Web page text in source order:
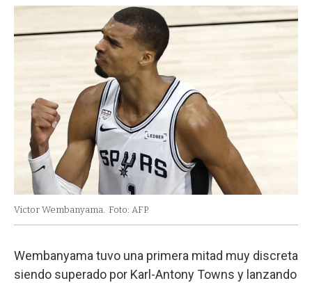
Victor Wembanyama. Foto: AFP.
Wembanyama tuvo una primera mitad muy discreta
siendo superado por Karl-Antony Towns y lanzando